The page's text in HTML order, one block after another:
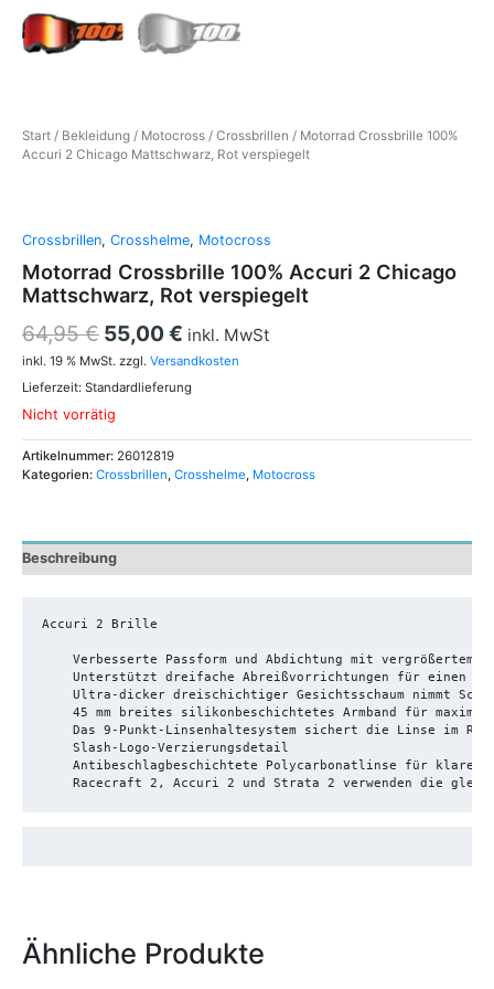
Start / Bekleidung / Motocross / Crossbrillen / Motorrad Crossbrille 100%
Accuri 2 Chicago Mattschwarz, Rot verspiegelt
Crossbrillen, Crosshelme, Motocross
Motorrad Crossbrille 100% Accuri 2 Chicago
Mattschwarz, Rot verspiegelt
64,95€ 55,00€ inkl. MwSt
inkl. 19 % MwSt. zzgl. Versandkosten
Lieferzeit: Standardlieferung
Nicht vorrätig
Artikelnummer: 26012819
Kategorien: Crossbrillen, Crosshelme, Motocross
Beschreibung
Accuri 2 Brille
Verbesserte Passform und Abdichtung mit vergrößertem
Unterstützt dreifache Abreißvorrichtungen für einen
Ultra-dicker dreischichtiger Gesichtsschaum nimmt
45 mm breites silikonbeschichtetes Armband für
Das 9-Punkt-Linsenhaltesystem sichert die Linse im
    Slash-Logo-Verzierungsdetail
Antibeschlagbeschichtete Polycarbonatlinse für klare
Racecraft 2, Accuri 2 und Strata 2 verwenden die
Ähnliche Produkte